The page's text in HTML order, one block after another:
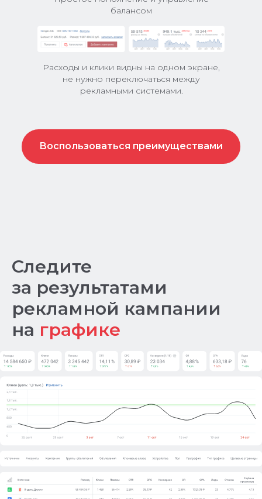
Расходы и клики видны на одном экране,
не нужно переключаться между
рекламными системами.
балансом
Воспользоваться преимуществами
Следите
за результатами
рекламной кампании
на графике